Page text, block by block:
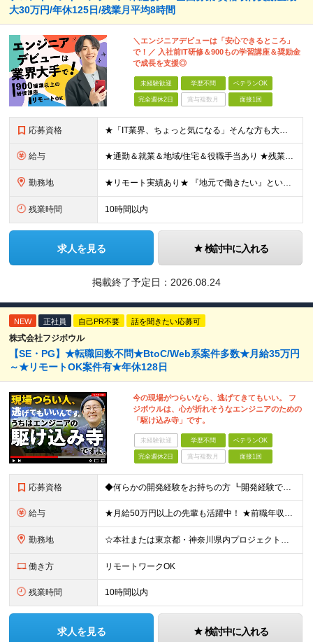
大30万円/年休125日/残業月平均8時間
＼エンジニアデビューは「安心できるところ」
で！／ 入社前IT研修＆900もの学習講座＆奨励金
で成長を支援◎
未経験歓迎 学歴不問 ベテランOK
完全週休2日 賞与複数月 面接1回
応募資格 ★「IT業界、ちょっと気になる」そんな方も大歓迎！ ■学歴不問 ■未経験・第二新卒歓迎 ■知識・経験はこれから身につけていければOK！ □■ステップアップ■□ 社内システム開発やインフラ構築などジャ
給与 ★通勤＆就業＆地域/住宅＆役職手当あり ★残業代は全額支給 ★選べる給与制度あり！ ■東京・神奈川・千葉・埼玉勤務の場合 月給24.5万円～55万円＋諸手当 （残業代は全額支給） (20,000円の
勤務地 ★リモート実績あり★ 『地元で働きたい』という希望に、業界トップクラス約7,000件の取引事業所数、90,000件以上のプロジェクトから検討をいたします。 全国の取引先での就業となります（沖縄を除
残業時間 10時間以内
求人を見る 検討中に入れる
掲載終了予定日： 2026.08.24
NEW 正社員 自己PR不要 話を聞きたい応募可
株式会社フジボウル
【SE・PG】★転職回数不問★BtoC/Web系案件多数★月給35万円
～★リモートOK案件有★年休128日
今の現場がつらいなら、逃げてきてもいい。 フ
ジボウルは、心が折れそうなエンジニアのための
「駆け込み寺」です。
未経験歓迎 学歴不問 ベテランOK
完全週休2日 賞与複数月 面接1回
応募資格 ◆何らかの開発経験をお持ちの方 ┗開発経験ではなく、運用・保守経験があるという方も、お気軽にご応募ください！ ┗ブランク・転職回数は不問です！ ┗ネガティブな応募理由も歓迎です！ ※学歴不問 ☆活か
給与 ★月給50万円以上の先輩も活躍中！ ★前職年収から80万円以上UP保証 月給35万円～ ※月給には固定残業代を含む(月20時間分/2万6000円～/超過分別途支給） ※残業がなくても上記支給(基本残
勤務地 ☆本社または東京都・神奈川県内プロジェクト先での勤務となります ☆リモートワークOKの案件も多数あります(応相談) ☆転居を伴う転勤はありません ☆九州地方、北陸地方、北海道からの転職者も多数在籍！/
働き方 リモートワークOK
残業時間 10時間以内
求人を見る 検討中に入れる